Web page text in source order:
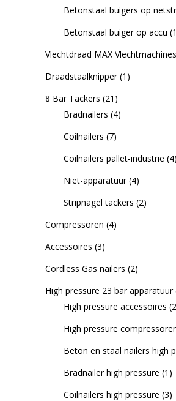
Betonstaal buigers op
Betonstaal buiger op accu
Vlechtdraad MAX Vlechtmachines
Draadstaalknipper (1)
8 Bar Tackers (21)
Bradnailers (4)
Coilnailers (7)
Coilnailers pallet-industrie (4)
Niet-apparatuur (4)
Stripnagel tackers (2)
Compressoren (4)
Accessoires (3)
Cordless Gas nailers (2)
High pressure 23 bar apparatuur
High pressure accessoires
High pressure
Beton en staal nailers high
Bradnailer high pressure (1)
Coilnailers high pressure (3)